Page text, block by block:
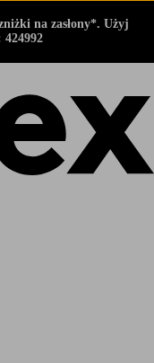
na zasłony*. Użyj